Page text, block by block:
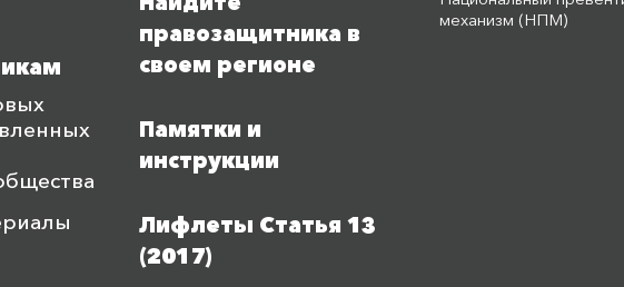
правозащитника в
своем регионе
Памятки и
инструкции
Лифлеты Статья 13
(2017)
механизм (НПМ)